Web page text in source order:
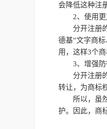
会降低这种注
2、使用
分开注册
德基”文字商
用，这样3个
3、增强
分开注册
转让，为商标
所以，虽
护。因此，商